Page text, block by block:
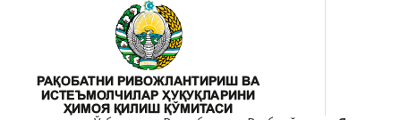
ФАОЛИЯТ